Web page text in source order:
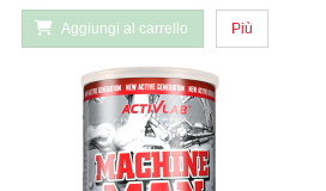
Aggiungi al carrello Più